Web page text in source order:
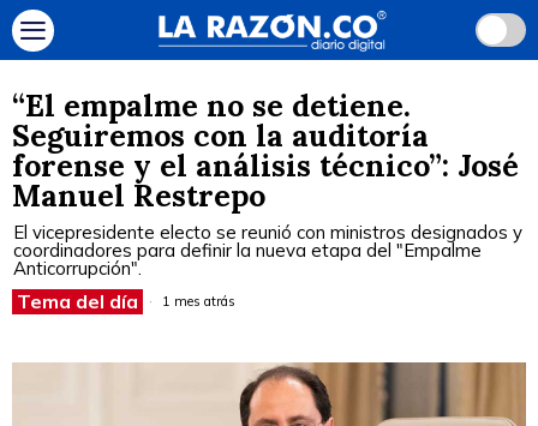
“El empalme no se detiene.
Seguiremos con la auditoría
forense y el análisis técnico”: José
Manuel Restrepo
El vicepresidente electo se reunió con ministros designados y
coordinadores para definir la nueva etapa del "Empalme
Anticorrupción".
Tema del día 1 mes atrás